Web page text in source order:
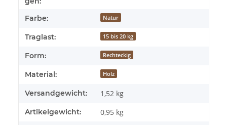
Farbe: Natur
Traglast: 15 bis 20 kg
Form: Rechteckig
Material: Holz
Versandgewicht: 1,52 kg
Artikelgewicht: 0,95 kg